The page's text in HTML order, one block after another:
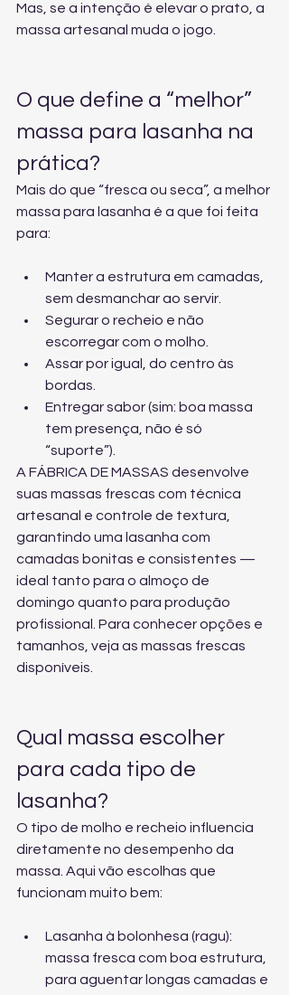
Mas, se a intenção é elevar o prato, a
massa artesanal muda o jogo.
O que define a “melhor”
massa para lasanha na
prática?
Mais do que “fresca ou seca”, a melhor
massa para lasanha é a que foi feita
para:
Manter a estrutura em camadas,
sem desmanchar ao servir.
Segurar o recheio e não
escorregar com o molho.
Assar por igual, do centro às
bordas.
Entregar sabor (sim: boa massa
tem presença, não é só
“suporte”).
A FÁBRICA DE MASSAS desenvolve
suas massas frescas com técnica
artesanal e controle de textura,
garantindo uma lasanha com
camadas bonitas e consistentes —
ideal tanto para o almoço de
domingo quanto para produção
profissional. Para conhecer opções e
tamanhos, veja as massas frescas
disponíveis
Qual massa escolher
para cada tipo de
lasanha?
O tipo de molho e recheio influencia
diretamente no desempenho da
massa. Aqui vão escolhas que
funcionam muito bem:
Lasanha à bolonhesa (ragu):
massa fresca com boa estrutura,
para aguentar longas camadas e